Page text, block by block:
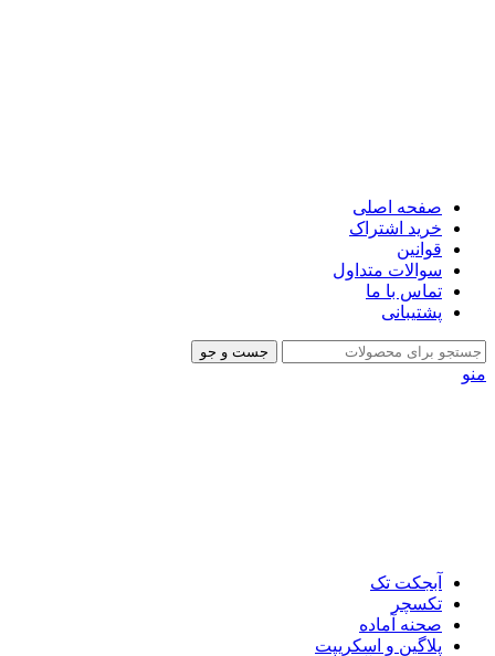
صفحه اصلی
خرید اشتراک
قوانین
سوالات متداول
تماس با ما
پشتیبانی
جست و جو
منو
آبجکت تک
تکسچر
صحنه آماده
پلاگین و اسکریپت